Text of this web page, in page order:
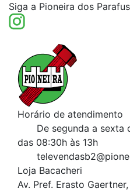
Siga a Pioneira dos
Horário de atendimento
De segunda a sexta
das 08:30h às 13h
Loja Bacacheri
Av. Pref. Erasto